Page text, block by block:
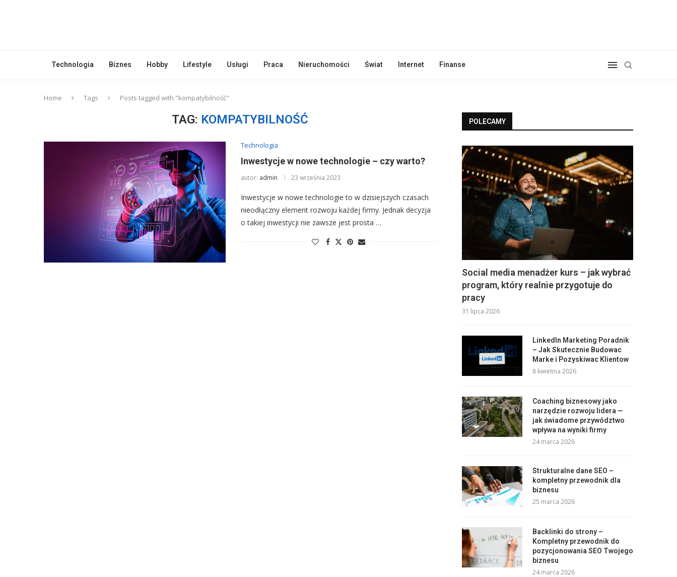
Technologia Biznes Hobby Lifestyle Usługi Praca Nieruchomości Świat Internet Finanse
Home Tags Posts tagged with "kompatybilność"
TAG: KOMPATYBILNOŚĆ
Technologia
Inwestycje w nowe technologie – czy warto?
autor: admin 23 września 2023
Inwestycje w nowe technologie to w dzisiejszych czasach
nieodłączny element rozwoju każdej firmy. Jednak decyzja
o takiej inwestycji nie zawsze jest prosta …
POLECAMY
Social media menadżer kurs – jak wybrać
program, który realnie przygotuje do
pracy
31 lipca 2026
LinkedIn Marketing Poradnik
– Jak Skutecznie Budowac
Marke i Pozyskiwac Klientow
8 kwietnia 2026
Coaching biznesowy jako
narzędzie rozwoju lidera —
jak świadome przywództwo
wpływa na wyniki firmy
24 marca 2026
Strukturalne dane SEO –
kompletny przewodnik dla
biznesu
25 marca 2026
Backlinki do strony –
Kompletny przewodnik do
pozycjonowania SEO Twojego
biznesu
24 marca 2026